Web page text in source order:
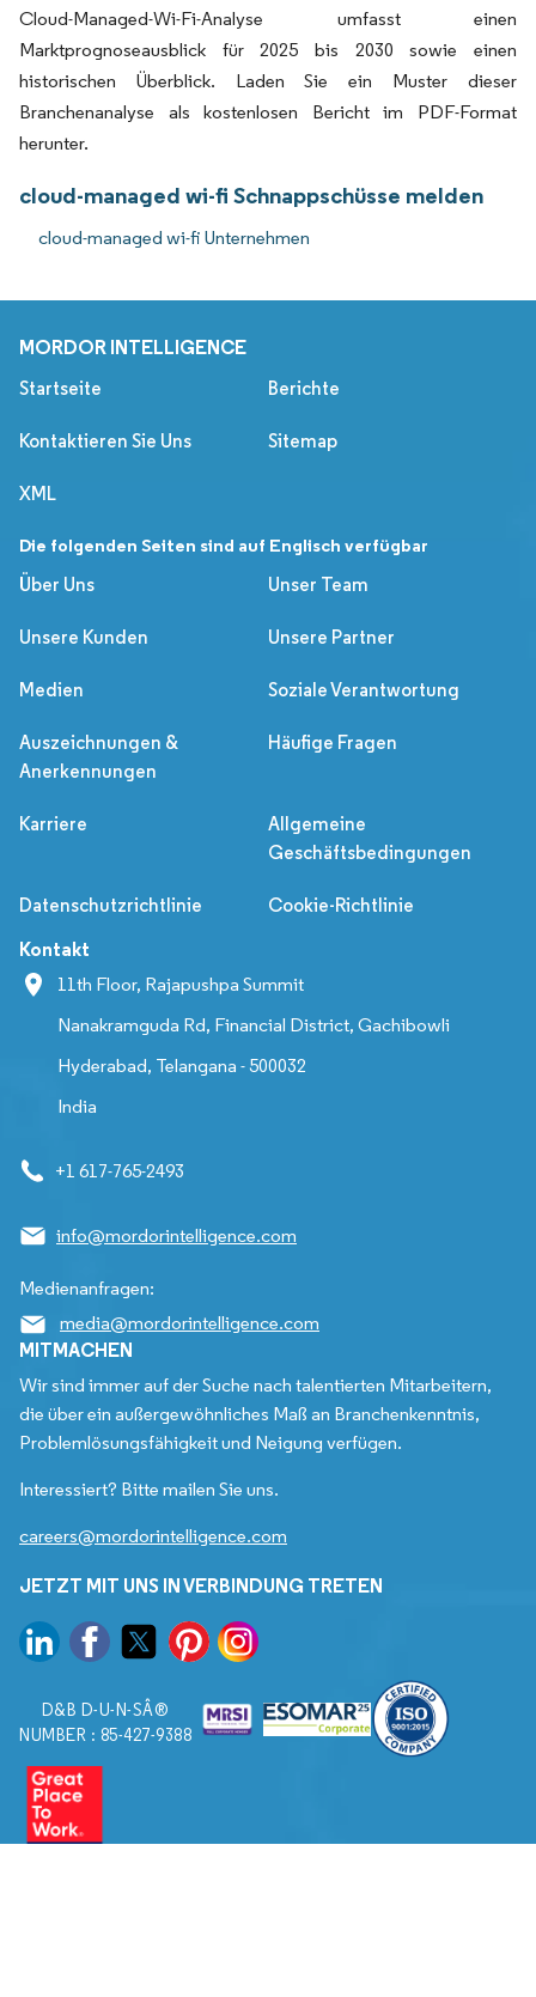
Cloud-Managed-Wi-Fi-Analyse umfasst einen
Marktprognoseausblick für 2025 bis 2030 sowie einen
historischen Überblick. Laden Sie ein Muster dieser
Branchenanalyse als kostenlosen Bericht im PDF-Format
herunter.
cloud-managed wi-fi Schnappschüsse melden
cloud-managed wi-fi Unternehmen
MORDOR INTELLIGENCE
Startseite Berichte
Kontaktieren Sie Uns Sitemap
XML
Die folgenden Seiten sind auf Englisch verfügbar
Über Uns
Unser Team
Unsere Kunden Unsere Partner
Medien Soziale Verantwortung
Auszeichnungen &
Anerkennungen
Häufige Fragen
Karriere
Allgemeine
Geschäftsbedingungen
Datenschutzrichtlinie Cookie-Richtlinie
Kontakt
11th Floor, Rajapushpa Summit
Nanakramguda Rd, Financial District, Gachibowli
Hyderabad, Telangana - 500032
India
+1 617-765-2493
info@mordorintelligence.com
Medienanfragen:
media@mordorintelligence.com
MITMACHEN
Wir sind immer auf der Suche nach talentierten Mitarbeitern,
die über ein außergewöhnliches Maß an Branchenkenntnis,
Problemlösungsfähigkeit und Neigung verfügen.
Interessiert? Bitte mailen Sie uns.
careers@mordorintelligence.com
JETZT MIT UNS IN VERBINDUNG TRETEN
D&B D-U-N-SÂ®
NUMBER : 85-427-9388